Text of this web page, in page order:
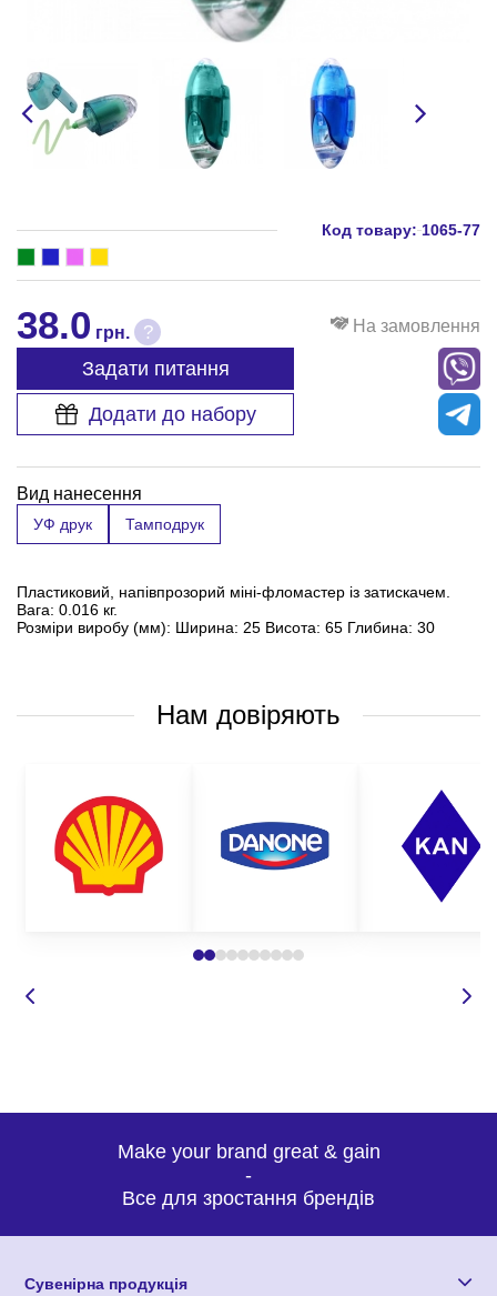
Код товару: 1065-77
38.0 грн. ? На замовлення
Задати питання
Додати до набору
Вид нанесення
УФ друк Тамподрук
Пластиковий, напівпрозорий міні-фломастер із затискачем.
Вага: 0.016 кг.
Розміри виробу (мм): Ширина: 25 Висота: 65 Глибина: 30
Нам довіряють
Make your brand great & gain
-
Все для зростання брендів
Сувенірна продукція